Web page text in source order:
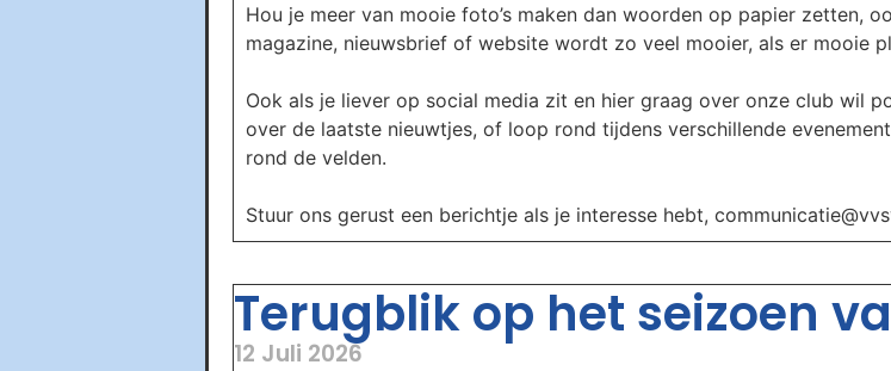
Hou je meer van mooie foto’s maken dan woorden op papier zetten,
magazine, nieuwsbrief of website wordt zo veel mooier, als er mooie
Ook als je liever op social media zit en hier graag over onze club wil
over de laatste nieuwtjes, of loop rond tijdens verschillende
rond de velden.
Stuur ons gerust een berichtje als je interesse hebt,
Terugblik op het seizoen
12 Juli 2026